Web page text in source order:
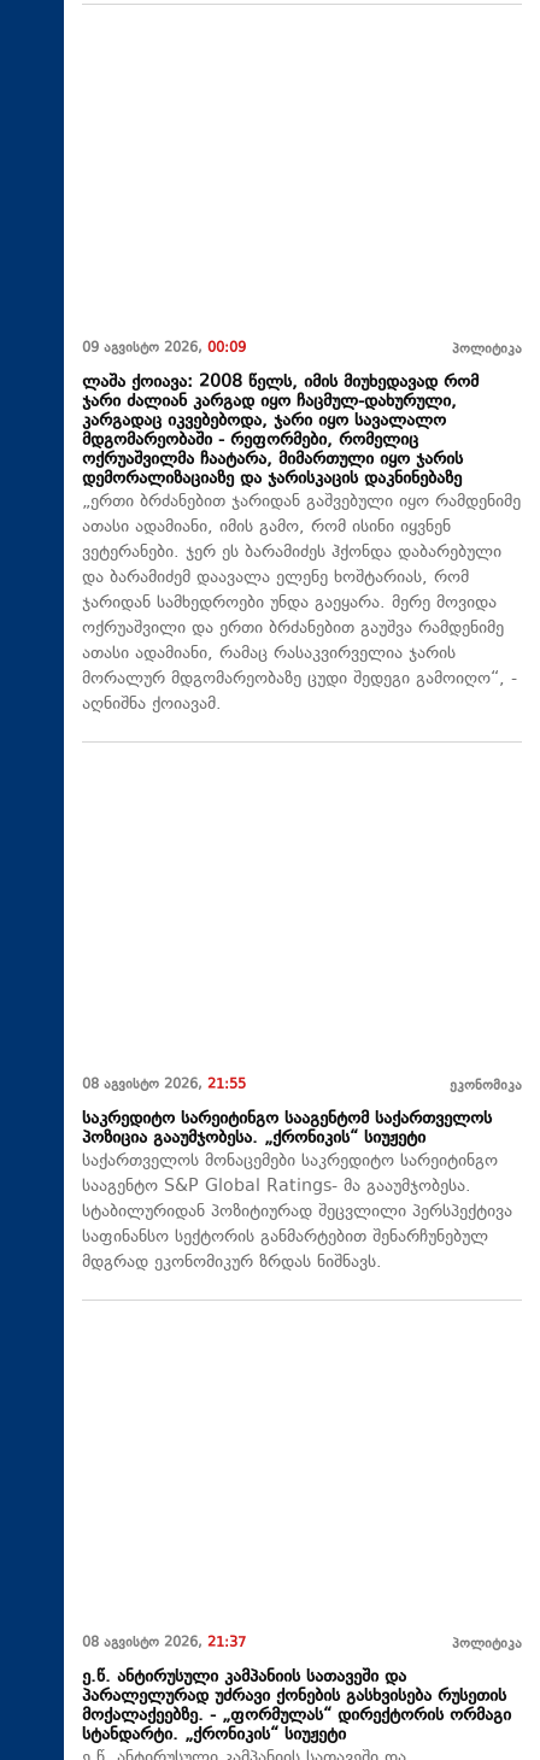
09 აგვისტო 2026, 00:09 პოლიტიკა
ლაშა ქოიავა: 2008 წელს, იმის მიუხედავად რომ
ჯარი ძალიან კარგად იყო ჩაცმულ-დახურული,
კარგადაც იკვებებოდა, ჯარი იყო სავალალო
მდგომარეობაში - რეფორმები, რომელიც
ოქრუაშვილმა ჩაატარა, მიმართული იყო ჯარის
დემორალიზაციაზე და ჯარისკაცის დაკნინებაზე
„ერთი ბრძანებით ჯარიდან გაშვებული იყო რამდენიმე
ათასი ადამიანი, იმის გამო, რომ ისინი იყვნენ
ვეტერანები. ჯერ ეს ბარამიძეს ჰქონდა დაბარებული
და ბარამიძემ დაავალა ელენე ხოშტარიას, რომ
ჯარიდან სამხედროები უნდა გაეყარა. მერე მოვიდა
ოქრუაშვილი და ერთი ბრძანებით გაუშვა რამდენიმე
ათასი ადამიანი, რამაც რასაკვირველია ჯარის
მორალურ მდგომარეობაზე ცუდი შედეგი გამოიღო“, -
აღნიშნა ქოიავამ.
08 აგვისტო 2026, 21:55 ეკონომიკა
საკრედიტო სარეიტინგო სააგენტომ საქართველოს
პოზიცია გააუმჯობესა. „ქრონიკის“ სიუჟეტი
საქართველოს მონაცემები საკრედიტო სარეიტინგო
სააგენტო S&P Global Ratings- მა გააუმჯობესა.
სტაბილურიდან პოზიტიურად შეცვლილი პერსპექტივა
საფინანსო სექტორის განმარტებით შენარჩუნებულ
მდგრად ეკონომიკურ ზრდას ნიშნავს.
08 აგვისტო 2026, 21:37 პოლიტიკა
ე.წ. ანტირუსული კამპანიის სათავეში და
პარალელურად უძრავი ქონების გასხვისება რუსეთის
მოქალაქეებზე. - „ფორმულას“ დირექტორის ორმაგი
სტანდარტი. „ქრონიკის“ სიუჟეტი